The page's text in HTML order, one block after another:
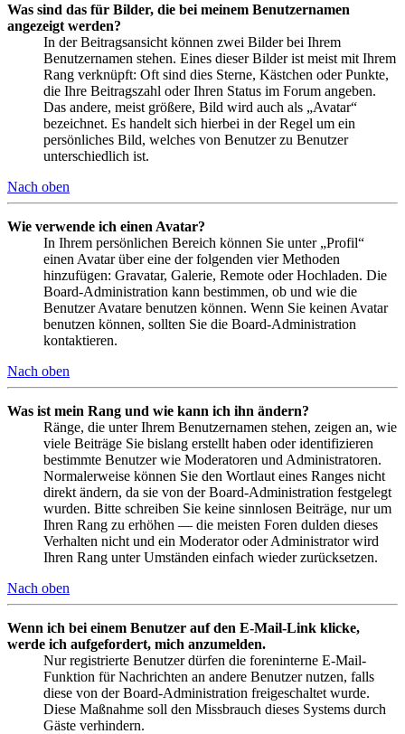
Was sind das für Bilder, die bei meinem Benutzernamen
angezeigt werden?
In der Beitragsansicht können zwei Bilder bei Ihrem
Benutzernamen stehen. Eines dieser Bilder ist meist mit Ihrem
Rang verknüpft: Oft sind dies Sterne, Kästchen oder Punkte,
die Ihre Beitragszahl oder Ihren Status im Forum angeben.
Das andere, meist größere, Bild wird auch als „Avatar“
bezeichnet. Es handelt sich hierbei in der Regel um ein
persönliches Bild, welches von Benutzer zu Benutzer
unterschiedlich ist.
Nach oben
Wie verwende ich einen Avatar?
In Ihrem persönlichen Bereich können Sie unter „Profil“
einen Avatar über eine der folgenden vier Methoden
hinzufügen: Gravatar, Galerie, Remote oder Hochladen. Die
Board-Administration kann bestimmen, ob und wie die
Benutzer Avatare benutzen können. Wenn Sie keinen Avatar
benutzen können, sollten Sie die Board-Administration
kontaktieren.
Nach oben
Was ist mein Rang und wie kann ich ihn ändern?
Ränge, die unter Ihrem Benutzernamen stehen, zeigen an, wie
viele Beiträge Sie bislang erstellt haben oder identifizieren
bestimmte Benutzer wie Moderatoren und Administratoren.
Normalerweise können Sie den Wortlaut eines Ranges nicht
direkt ändern, da sie von der Board-Administration festgelegt
wurden. Bitte schreiben Sie keine sinnlosen Beiträge, nur um
Ihren Rang zu erhöhen — die meisten Foren dulden dieses
Verhalten nicht und ein Moderator oder Administrator wird
Ihren Rang unter Umständen einfach wieder zurücksetzen.
Nach oben
Wenn ich bei einem Benutzer auf den E-Mail-Link klicke,
werde ich aufgefordert, mich anzumelden.
Nur registrierte Benutzer dürfen die foreninterne E-Mail-
Funktion für Nachrichten an andere Benutzer nutzen, falls
diese von der Board-Administration freigeschaltet wurde.
Diese Maßnahme soll den Missbrauch dieses Systems durch
Gäste verhindern.